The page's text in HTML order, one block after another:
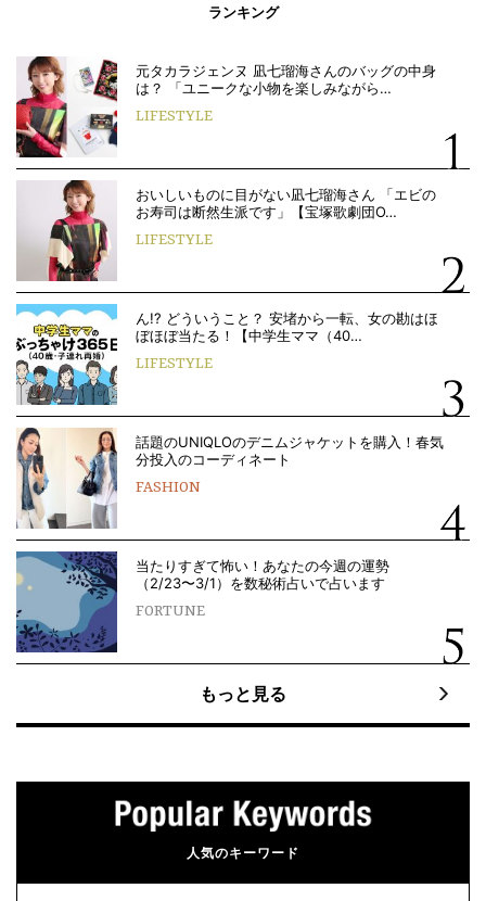
ランキング
元タカラジェンヌ 凪七瑠海さんのバッグの中身
は？ 「ユニークな小物を楽しみながら…
LIFESTYLE
おいしいものに目がない凪七瑠海さん 「エビの
お寿司は断然生派です」【宝塚歌劇団O…
LIFESTYLE
ん!? どういうこと？ 安堵から一転、女の勘はほ
ぼほぼ当たる！【中学生ママ（40…
LIFESTYLE
話題のUNIQLOのデニムジャケットを購入！春気
分投入のコーディネート
FASHION
当たりすぎて怖い！あなたの今週の運勢
（2/23〜3/1）を数秘術占いで占います
FORTUNE
もっと見る
人気のキーワード